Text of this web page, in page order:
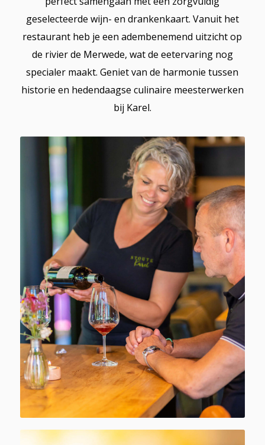
geselecteerde wijn- en drankenkaart. Vanuit het
restaurant heb je een adembenemend uitzicht op
de rivier de Merwede, wat de eetervaring nog
specialer maakt. Geniet van de harmonie tussen
historie en hedendaagse culinaire meesterwerken
bij Karel.